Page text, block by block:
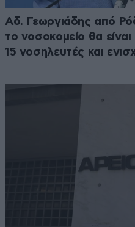
Αδ. Γεωργιάδης από
το νοσοκομείο θα
15 νοσηλευτές και